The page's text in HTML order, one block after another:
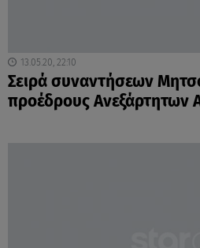
13.05.20, 22:10
Σειρά συναντήσεων
προέδρους Ανεξάρτητων